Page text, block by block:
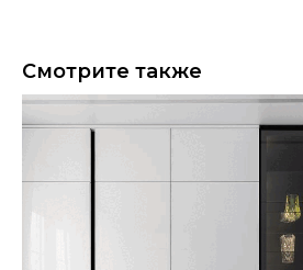
Смотрите также